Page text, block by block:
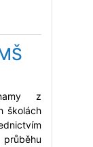
z
školách